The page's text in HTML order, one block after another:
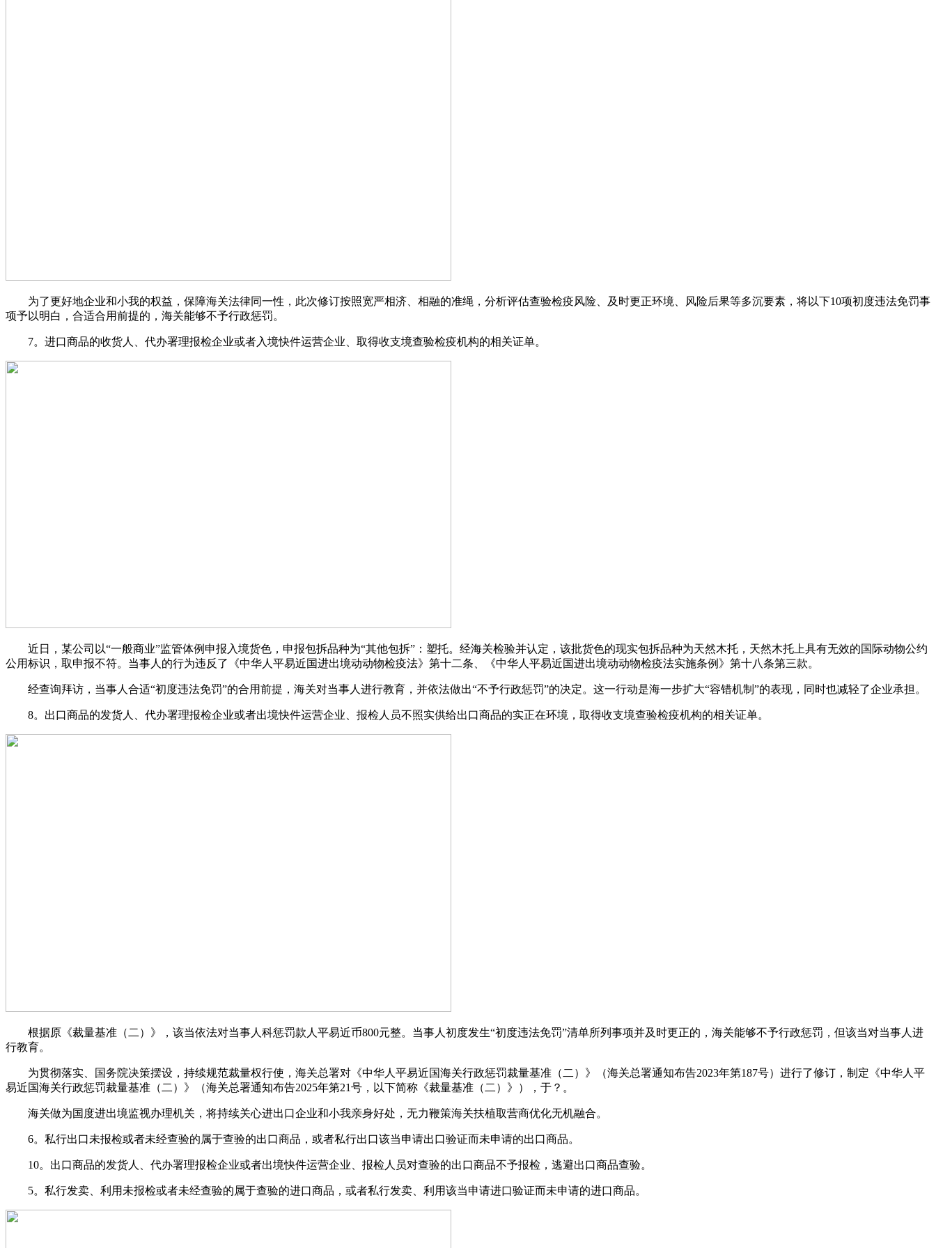
为了更好地企业和小我的权益，保障海关法律同一性，此次修订按照宽严相济、相融的准绳，分析评估查验检疫风险、及时更正环境、风险后果等多沉要素，将以下10项初度违法免罚事
项予以明白，合适合用前提的，海关能够不予行政惩罚。
7。进口商品的收货人、代办署理报检企业或者入境快件运营企业、取得收支境查验检疫机构的相关证单。
近日，某公司以“一般商业”监管体例申报入境货色，申报包拆品种为“其他包拆”：塑托。经海关检验并认定，该批货色的现实包拆品种为天然木托，天然木托上具有无效的国际动物公约
公用标识，取申报不符。当事人的行为违反了《中华人平易近国进出境动动物检疫法》第十二条、《中华人平易近国进出境动动物检疫法实施条例》第十八条第三款。
经查询拜访，当事人合适“初度违法免罚”的合用前提，海关对当事人进行教育，并依法做出“不予行政惩罚”的决定。这一行动是海一步扩大“容错机制”的表现，同时也减轻了企业承担。
8。出口商品的发货人、代办署理报检企业或者出境快件运营企业、报检人员不照实供给出口商品的实正在环境，取得收支境查验检疫机构的相关证单。
根据原《裁量基准（二）》，该当依法对当事人科惩罚款人平易近币800元整。当事人初度发生“初度违法免罚”清单所列事项并及时更正的，海关能够不予行政惩罚，但该当对当事人进
行教育。
为贯彻落实、国务院决策摆设，持续规范裁量权行使，海关总署对《中华人平易近国海关行政惩罚裁量基准（二）》（海关总署通知布告2023年第187号）进行了修订，制定《中华人平
易近国海关行政惩罚裁量基准（二）》（海关总署通知布告2025年第21号，以下简称《裁量基准（二）》），于？。
海关做为国度进出境监视办理机关，将持续关心进出口企业和小我亲身好处，无力鞭策海关扶植取营商优化无机融合。
6。私行出口未报检或者未经查验的属于查验的出口商品，或者私行出口该当申请出口验证而未申请的出口商品。
10。出口商品的发货人、代办署理报检企业或者出境快件运营企业、报检人员对查验的出口商品不予报检，逃避出口商品查验。
5。私行发卖、利用未报检或者未经查验的属于查验的进口商品，或者私行发卖、利用该当申请进口验证而未申请的进口商品。